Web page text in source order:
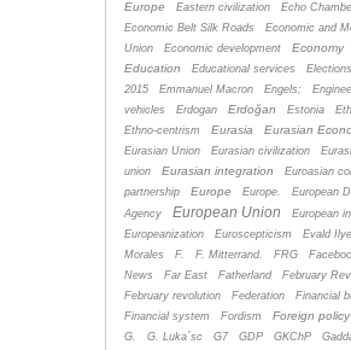
Europe
Eastern civilization
Echo
Economic Belt Silk Roads
Economic and
Union
Economic development
Economy
Education
Educational services
2015
Emmanuel Macron Engels;
vehicles
Erdogan Erdoğan Estonia
Ethno-centrism
Eurasia Eurasian
Eurasian Union Eurasian civilization
union
Eurasian integration
Euroasian
partnership
Europe Europe.
European
Agency
European Union
European
Europeanization
Euroscepticism Evald
Morales
F. F. Mitterrand. FRG
News
Far East Fatherland
February
February revolution
Federation
Financial
Financial system
Fordism Foreign policy
G. G. Luka´sc G7 GDP GKChP